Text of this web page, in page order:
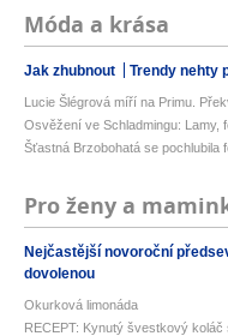
Móda a krása
Jak zhubnout Trendy nehty
Lucie Šlégrová míří na Primu.
Osvěžení ve Schladmingu: Lamy,
Šťastná Brzobohatá se pochlubila
Pro ženy a
Nejčastější novoroční
dovolenou
Okurková limonáda
RECEPT: Kynutý švestkový koláč